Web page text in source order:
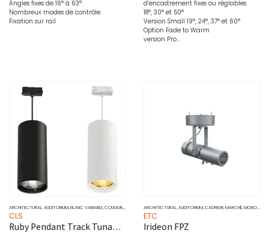
Angles fixes de 16° à 63°.
Nombreux modes de contrôle.
Fixation sur rail
d’encastrement fixes ou réglables
18°, 30° et 50°
Version Small 19°, 24°, 37° et 60°
Option Fade to Warm
version Pro…
ARCHITECTURAL,AUDITORIUM,BLANC VARIABLE,COULEUR,DOWNLIGHT,MARCHÉ,MONOCHROME,PROJECTEURS,SOURCE
CLS
Ruby Pendant Track Tunable White
ARCHITECTURAL,AUDITORIUM,CADREUR,MARCHÉ,MONOCHROME
ETC
Irideon FPZ